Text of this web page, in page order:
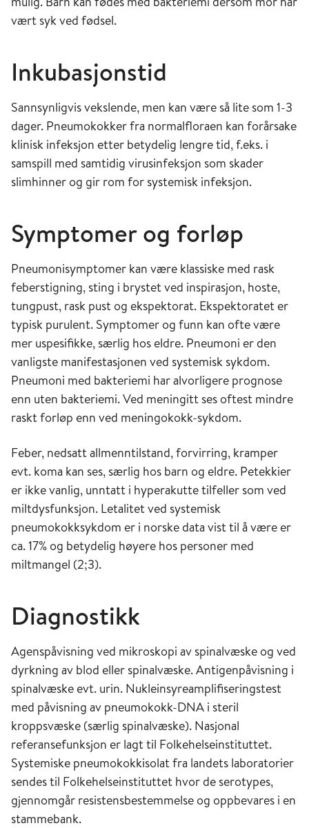
vært syk ved fødsel.
Inkubasjonstid
Sannsynligvis vekslende, men kan være så lite som 1-3
dager. Pneumokokker fra normalfloraen kan forårsake
klinisk infeksjon etter betydelig lengre tid, f.eks. i
samspill med samtidig virusinfeksjon som skader
slimhinner og gir rom for systemisk infeksjon.
Symptomer og forløp
Pneumonisymptomer kan være klassiske med rask
feberstigning, sting i brystet ved inspirasjon, hoste,
tungpust, rask pust og ekspektorat. Ekspektoratet er
typisk purulent. Symptomer og funn kan ofte være
mer uspesifikke, særlig hos eldre. Pneumoni er den
vanligste manifestasjonen ved systemisk sykdom.
Pneumoni med bakteriemi har alvorligere prognose
enn uten bakteriemi. Ved meningitt ses oftest mindre
raskt forløp enn ved meningokokk-sykdom.
Feber, nedsatt allmenntilstand, forvirring, kramper
evt. koma kan ses, særlig hos barn og eldre. Petekkier
er ikke vanlig, unntatt i hyperakutte tilfeller som ved
miltdysfunksjon. Letalitet ved systemisk
pneumokokksykdom er i norske data vist til å være er
ca. 17% og betydelig høyere hos personer med
miltmangel (2;3).
Diagnostikk
Agenspåvisning ved mikroskopi av spinalvæske og ved
dyrkning av blod eller spinalvæske. Antigenpåvisning i
spinalvæske evt. urin. Nukleinsyreamplifiseringstest
med påvisning av pneumokokk-DNA i steril
kroppsvæske (særlig spinalvæske). Nasjonal
referansefunksjon er lagt til Folkehelseinstituttet.
Systemiske pneumokokkisolat fra landets laboratorier
sendes til Folkehelseinstituttet hvor de serotypes,
gjennomgår resistensbestemmelse og oppbevares i en
stammebank.